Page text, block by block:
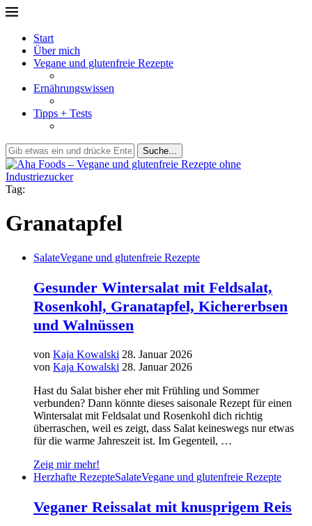
Start
Über mich
Vegane und glutenfreie Rezepte
Ernährungswissen
Tipps + Tests
Suche...
Tag:
Granatapfel
SalateVegane und glutenfreie Rezepte
Gesunder Wintersalat mit Feldsalat,
Rosenkohl, Granatapfel, Kichererbsen
und Walnüssen
von Kaja Kowalski 28. Januar 2026
von Kaja Kowalski 28. Januar 2026
Hast du Salat bisher eher mit Frühling und Sommer
verbunden? Dann könnte dieses saisonale Rezept für einen
Wintersalat mit Feldsalat und Rosenkohl dich richtig
überraschen, weil es zeigt, dass Salat keineswegs nur etwas
für die warme Jahreszeit ist. Im Gegenteil, …
Zeig mir mehr!
Herzhafte RezepteSalateVegane und glutenfreie Rezepte
Veganer Reissalat mit knusprigem Reis